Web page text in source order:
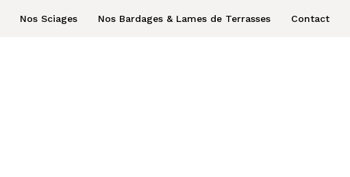
Nos Sciages Nos Bardages & Lames de Terrasses Contact